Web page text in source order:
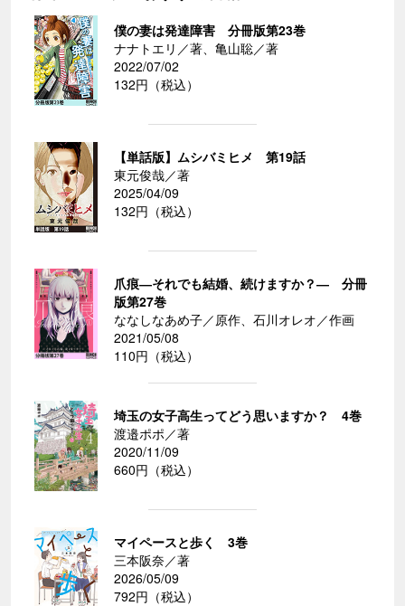
僕の妻は発達障害 分冊版第23巻
ナナトエリ／著、亀山聡／著
2022/07/02
132円（税込）
【単話版】ムシバミヒメ 第19話
東元俊哉／著
2025/04/09
132円（税込）
爪痕―それでも結婚、続けますか？― 分冊
版第27巻
ななしなあめ子／原作、石川オレオ／作画
2021/05/08
110円（税込）
埼玉の女子高生ってどう思いますか？ 4巻
渡邉ポポ／著
2020/11/09
660円（税込）
マイペースと歩く 3巻
三本阪奈／著
2026/05/09
792円（税込）